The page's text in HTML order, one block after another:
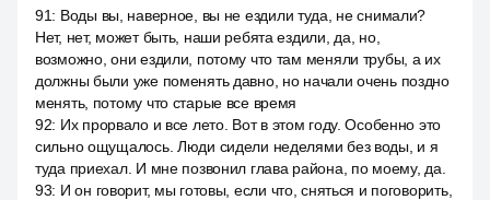
91: Воды вы, наверное, вы не ездили туда, не снимали?
Нет, нет, может быть, наши ребята ездили, да, но,
возможно, они ездили, потому что там меняли трубы, а их
должны были уже поменять давно, но начали очень поздно
менять, потому что старые все время
92: Их прорвало и все лето. Вот в этом году. Особенно это
сильно ощущалось. Люди сидели неделями без воды, и я
туда приехал. И мне позвонил глава района, по моему, да.
93: И он говорит, мы готовы, если что, сняться и поговорить,